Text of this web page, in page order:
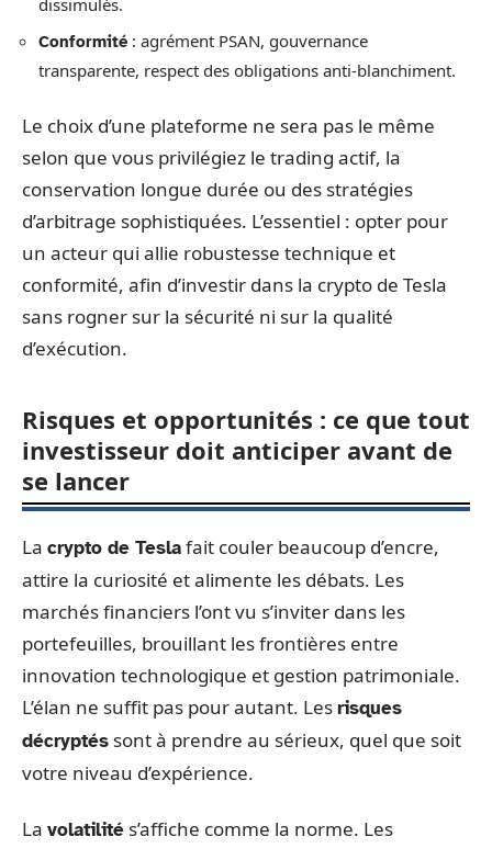
Conformité: agrément PSAN, gouvernance
transparente, respect des obligations anti-blanchiment.
Le choix d’une plateforme ne sera pas le même
selon que vous privilégiez le trading actif, la
conservation longue durée ou des stratégies
d’arbitrage sophistiquées. L’essentiel : opter pour
un acteur qui allie robustesse technique et
conformité, afin d’investir dans la crypto de Tesla
sans rogner sur la sécurité ni sur la qualité
d’exécution.
Risques et opportunités : ce que tout
investisseur doit anticiper avant de
se lancer
La crypto de Teslafait couler beaucoup d’encre,
attire la curiosité et alimente les débats. Les
marchés financiers l’ont vu s’inviter dans les
portefeuilles, brouillant les frontières entre
innovation technologique et gestion patrimoniale.
L’élan ne suffit pas pour autant. Lesrisques
décryptés sont à prendre au sérieux, quel que soit
votre niveau d’expérience.
La volatilité s’affiche comme la norme. Les